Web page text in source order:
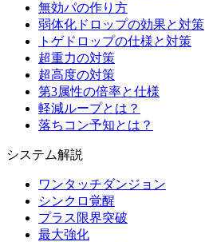
無効パの作り方
弱体化ドロップの効果と対策
トゲドロップの仕様と対策
超重力の対策
超高度の対策
第3属性の倍率と仕様
軽減ループとは？
落ちコン予知とは？
システム解説
ワンタッチダンジョン
シンクロ覚醒
プラス限界突破
最大強化